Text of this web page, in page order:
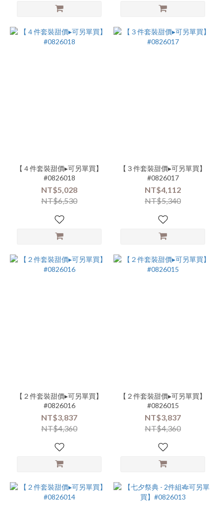
【４件套裝甜價▸可另單買】
#0826018
NT$5,028
NT$6,530
【３件套裝甜價▸可另單買】
#0826017
NT$4,112
NT$5,340
【２件套裝甜價▸可另單買】
#0826016
NT$3,837
NT$4,360
【２件套裝甜價▸可另單買】
#0826015
NT$3,837
NT$4,360